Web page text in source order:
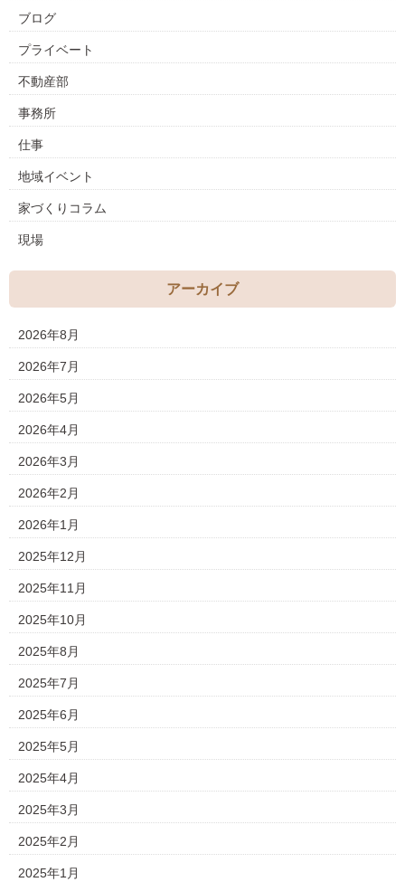
ブログ
プライベート
不動産部
事務所
仕事
地域イベント
家づくりコラム
現場
アーカイブ
2026年8月
2026年7月
2026年5月
2026年4月
2026年3月
2026年2月
2026年1月
2025年12月
2025年11月
2025年10月
2025年8月
2025年7月
2025年6月
2025年5月
2025年4月
2025年3月
2025年2月
2025年1月